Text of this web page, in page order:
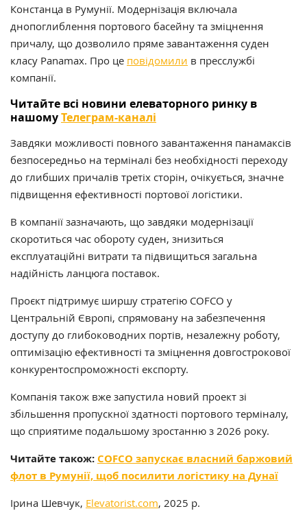
Констанца в Румунії. Модернізація включала
днопоглиблення портового басейну та зміцнення
причалу, що дозволило пряме завантаження суден
класу Panamax. Про це повідомили в пресслужбі
компанії.
Читайте всі новини елеваторного ринку в
нашомуТелеграм-каналі
Завдяки можливості повного завантаження панамаксів
безпосередньо на терміналі без необхідності переходу
до глибших причалів третіх сторін, очікується, значне
підвищення ефективності портової логістики.
В компанії зазначають, що завдяки модернізації
скоротиться час обороту суден, знизиться
експлуатаційні витрати та підвищиться загальна
надійність ланцюга поставок.
Проєкт підтримує ширшу стратегію COFCO у
Центральній Європі, спрямовану на забезпечення
доступу до глибоководних портів, незалежну роботу,
оптимізацію ефективності та зміцнення довгострокової
конкурентоспроможності експорту.
Компанія також вже запустила новий проект зі
збільшення пропускної здатності портового терміналу,
що сприятиме подальшому зростанню з 2026 року.
Читайте також:COFCO запускає власний баржовий
флот в Румунії, щоб посилити логістику на Дунаї
Ірина Шевчук, Elevatorist.com, 2025 р.